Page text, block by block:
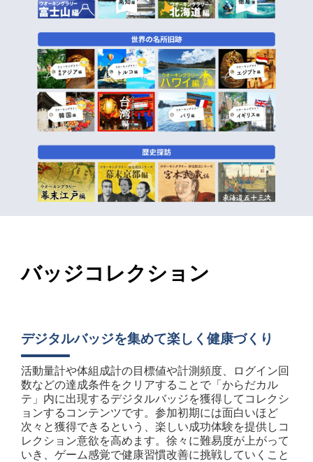
バッジコレクション
デジタルバッジを集めて楽しく健康づくり
活動量計や体組成計の目標値や計測頻度、ログイン回
数などの達成条件をクリアすることで「からだカル
テ」内に出現するデジタルバッジを獲得してコレクシ
ョンするコンテンツです。参加初期には面白いほど
次々と獲得できるという、楽しい成功体験を提供しコ
レクション意欲を高めます。徐々に難易度が上がって
いき、ゲーム感覚で健康習慣改善に挑戦していくこと